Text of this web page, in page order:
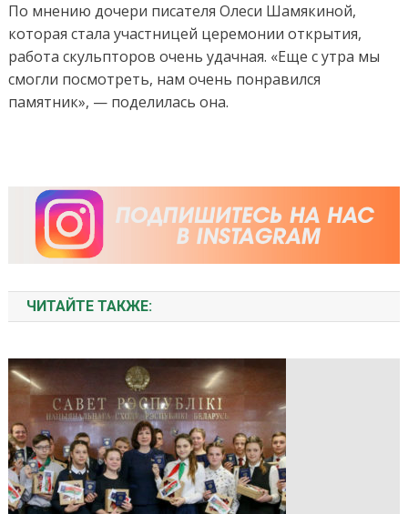
По мнению дочери писателя Олеси Шамякиной,
которая стала участницей церемонии открытия,
работа скульпторов очень удачная. «Еще с утра мы
смогли посмотреть, нам очень понравился
памятник», — поделилась она.
ЧИТАЙТЕ ТАКЖЕ: